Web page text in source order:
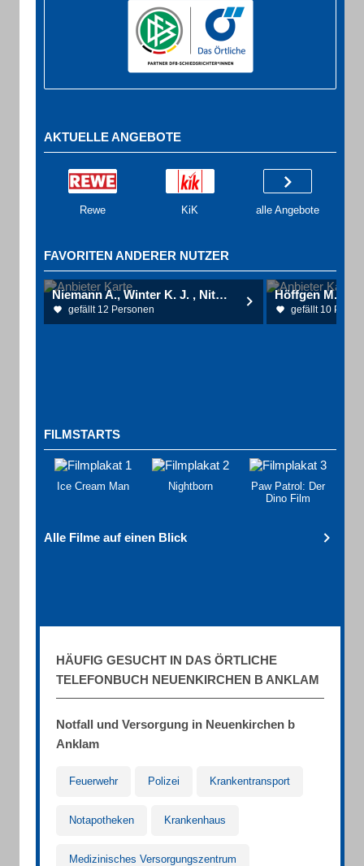
AKTUELLE ANGEBOTE
Rewe KiK alle Angebote
FAVORITEN ANDERER NUTZER
Niemann A., Winter K. J. , Nitsche G., Uhlmann H. Dres. med., u. Große T. Fachärzte für Urologie, Gemeinschaftspraxis
gefällt 12 Personen gefällt 10
FILMSTARTS
Ice Cream Man Nightborn
Paw Patrol: Der
Dino Film
Alle Filme auf einen Blick
HÄUFIG GESUCHT IN DAS ÖRTLICHE
TELEFONBUCH NEUENKIRCHEN B ANKLAM
Notfall und Versorgung in Neuenkirchen b
Anklam
Feuerwehr Polizei Krankentransport
Notapotheken Krankenhaus
Medizinisches Versorgungszentrum